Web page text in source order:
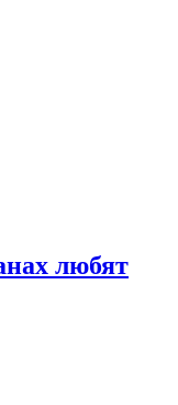
любят